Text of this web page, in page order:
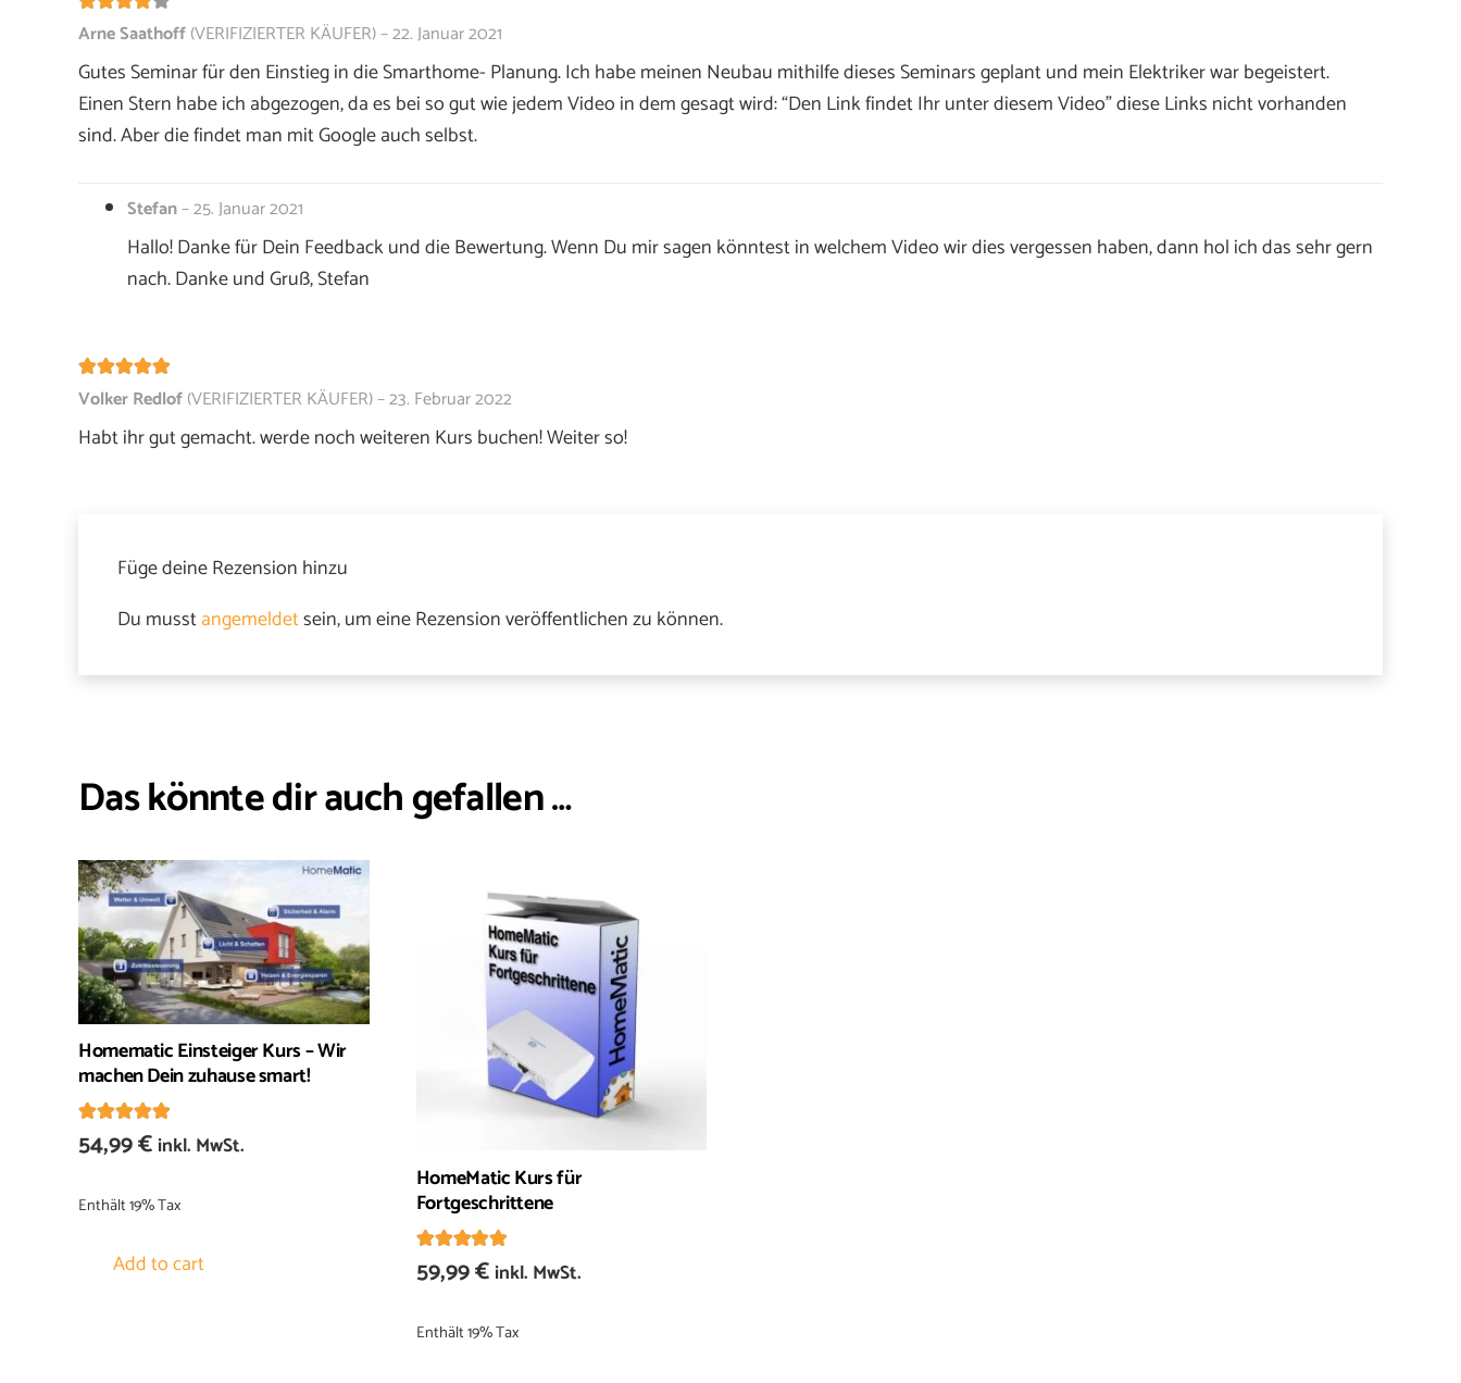
Bewertet mit4von 5
Arne Saathoff(VERIFIZIERTER KÄUFER)–22. Januar 2021
Gutes Seminar für den Einstieg in die Smarthome- Planung. Ich habe meinen Neubau mithilfe dieses Seminars geplant und mein Elektriker war begeistert.
Einen Stern habe ich abgezogen, da es bei so gut wie jedem Video in dem gesagt wird: “Den Link findet Ihr unter diesem Video” diese Links nicht vorhanden
sind. Aber die findet man mit Google auch selbst.
Stefan–25. Januar 2021
Hallo! Danke für Dein Feedback und die Bewertung. Wenn Du mir sagen könntest in welchem Video wir dies vergessen haben, dann hol ich das sehr gern
nach. Danke und Gruß, Stefan
Bewertet mit5von 5
Volker Redlof(VERIFIZIERTER KÄUFER)–23. Februar 2022
Habt ihr gut gemacht. werde noch weiteren Kurs buchen! Weiter so!
Füge deine Rezension hinzu
Du musstangemeldetsein, um eine Rezension veröffentlichen zu können.
Das könnte dir auch gefallen …
Homematic Einsteiger Kurs – Wir
machen Dein zuhause smart!
Bewertet mit 5.00
54,99€ inkl. MwSt.
Enthält 19% Tax
Add to cart
HomeMatic Kurs für
Fortgeschrittene
Bewertet mit 4.96
59,99€ inkl. MwSt.
Enthält 19% Tax